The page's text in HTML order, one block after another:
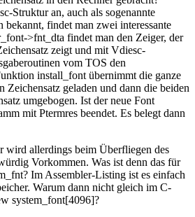
Struktur an, auch als sogenannte
findet man zwei interessante
>fnt_dta findet man den Zeiger, der
zeigt und mit Vdiesc-
vom TOS den
install_font übernimmt die ganze
geladen und dann die beiden
umgebogen. Ist der neue Font
mit Ptermres beendet. Es belegt dann
wird allerdings beim Überfliegen des
Vorkommen. Was ist denn das für
Im Assembler-Listing ist es einfach
Warum dann nicht gleich im C-
system_font[4096]?